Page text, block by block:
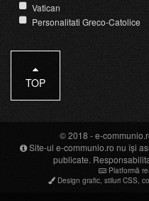
Vatican
Personalitati Greco-Catolice
TOP
© 2018 -e-
Site-ul e-communio.ro nu își
publicate.
Platformă
Design grafic stiluri CSS